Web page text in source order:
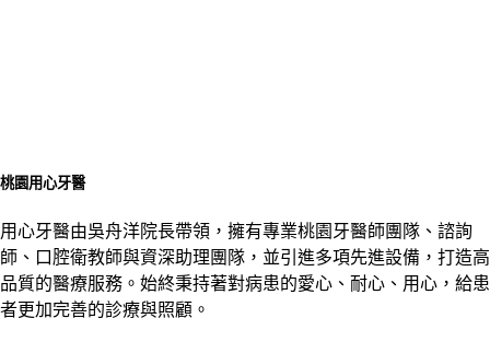
桃園用心牙醫
用心牙醫由吳舟洋院長帶領，擁有專業桃園牙醫師團隊、諮詢
師、口腔衛教師與資深助理團隊，並引進多項先進設備，打造高
品質的醫療服務。始終秉持著對病患的愛心、耐心、用心，給患
者更加完善的診療與照顧。